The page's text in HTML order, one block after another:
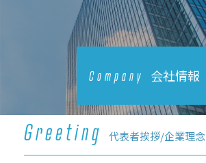
Company 会社情報
Greeting 代表者挨拶/企業理念